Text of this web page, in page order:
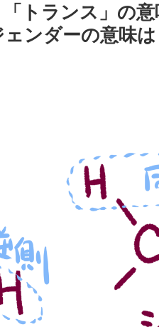
「トランス」の
ンダーの意味は